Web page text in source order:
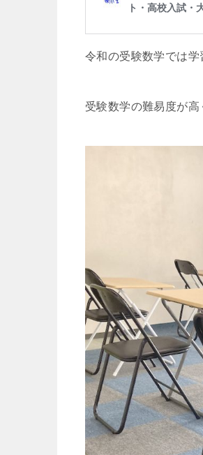
令和の受験数学では学
受験数学の難易度が